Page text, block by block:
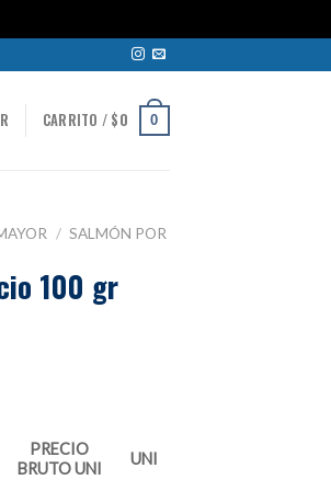
CARRITO / $0 0
/ SALMÓN POR
100 gr
PRECIO
BRUTO UNI
UNI